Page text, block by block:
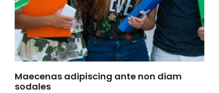
Maecenas adipiscing ante non diam
sodales